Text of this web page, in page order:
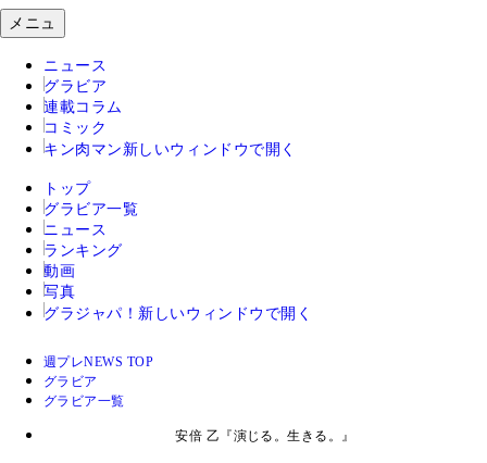
メニュ
ニュース
グラビア
連載コラム
コミック
キン肉マン 新しいウィンドウで開く
トップ
グラビア一覧
ニュース
ランキング
動画
写真
グラジャパ！ 新しいウィンドウで開く
週プレNEWS TOP
グラビア
グラビア一覧
安倍 乙『演じる。生きる。』